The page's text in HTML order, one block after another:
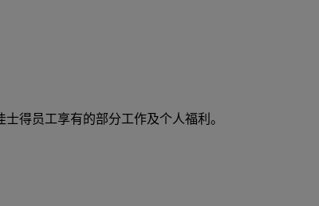
得员工享有的部分工作及个人福利。